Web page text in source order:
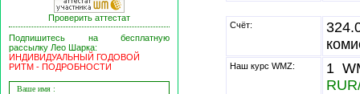
Счёт:
Наш курс WMZ:
1
Проверить аттестат
Подпишитесь на бесплатную
рассылку Лео Шарка:
ИНДИВИДУАЛЬНЫЙ ГОДОВОЙ
РИТМ - ПОДРОБНОСТИ
Ваше имя :